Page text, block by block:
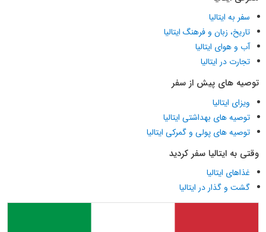
سفر به ایتالیا
تاریخ، زبان و فرهنگ ایتالیا
آب و هوای ایتالیا
تجارت در ایتالیا
توصیه های پیش از سفر
ویزای ایتالیا
توصیه های بهداشتی ایتالیا
توصیه های پولی و گمرکی ایتالیا
وقتی به ایتالیا سفر کردید
غذاهای ایتالیا
گشت و گذار در ایتالیا